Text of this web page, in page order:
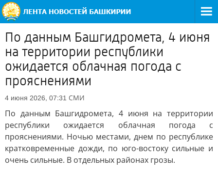
По данным Башгидромета, 4 июня
на территории республики
ожидается облачная погода с
прояснениями
4 июня 2026, 07:31 СМИ
По данным Башгидромета, 4 июня на территории
республики ожидается облачная погода с
прояснениями. Ночью местами, днем по республике
кратковременные дожди, по юго-востоку сильные и
очень сильные. В отдельных районах грозы.